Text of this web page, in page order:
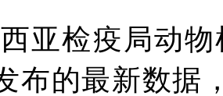
亚检疫局动
布的最新数据